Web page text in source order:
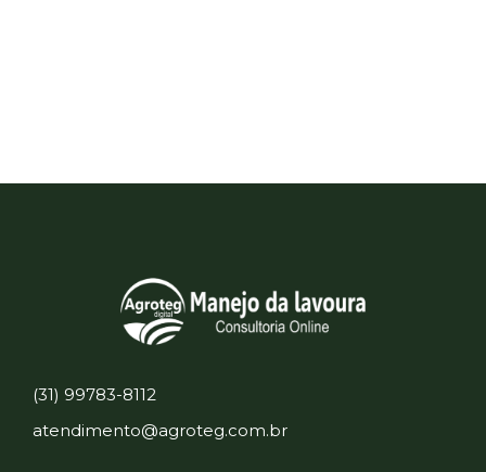
(31) 99783-8112
atendimento@agroteg.com.br